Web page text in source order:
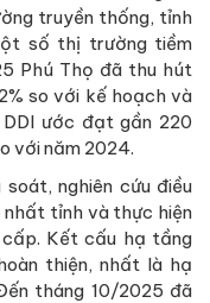
truyền thống, tỉnh
số thị trường tiềm
Phú Thọ đã thu hút
so với kế hoạch và
ước đạt gần 220
với năm 2024.
nghiên cứu điều
nhất tỉnh và thực hiện
cấp. Kết cấu hạ tầng
thiện, nhất là hạ
tháng 10/2025 đã